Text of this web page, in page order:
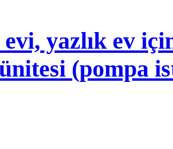
yazlık ev
(pompa